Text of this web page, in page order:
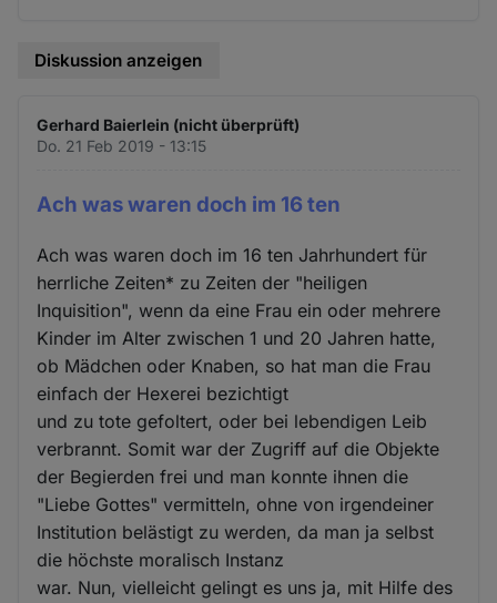
Diskussion anzeigen
Gerhard Baierlein (nicht überprüft)
Do. 21 Feb 2019 - 13:15
Ach was waren doch im 16 ten
Ach was waren doch im 16 ten Jahrhundert für
herrliche Zeiten* zu Zeiten der "heiligen
Inquisition", wenn da eine Frau ein oder mehrere
Kinder im Alter zwischen 1 und 20 Jahren hatte,
ob Mädchen oder Knaben, so hat man die Frau
einfach der Hexerei bezichtigt
und zu tote gefoltert, oder bei lebendigen Leib
verbrannt. Somit war der Zugriff auf die Objekte
der Begierden frei und man konnte ihnen die
"Liebe Gottes" vermitteln, ohne von irgendeiner
Institution belästigt zu werden, da man ja selbst
die höchste moralisch Instanz
war. Nun, vielleicht gelingt es uns ja, mit Hilfe des